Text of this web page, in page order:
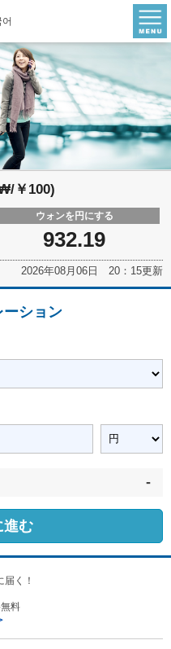
￥100)
ウォンを円にする
932.19
2026年08月06日 20：15更新
ーション
-
進む
く！
料